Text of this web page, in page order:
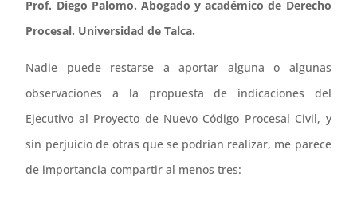
Prof. Diego Palomo. Abogado y académico de Derecho
Procesal. Universidad de Talca.
Nadie puede restarse a aportar alguna o algunas
observaciones a la propuesta de indicaciones del
Ejecutivo al Proyecto de Nuevo Código Procesal Civil, y
sin perjuicio de otras que se podrían realizar, me parece
de importancia compartir al menos tres: